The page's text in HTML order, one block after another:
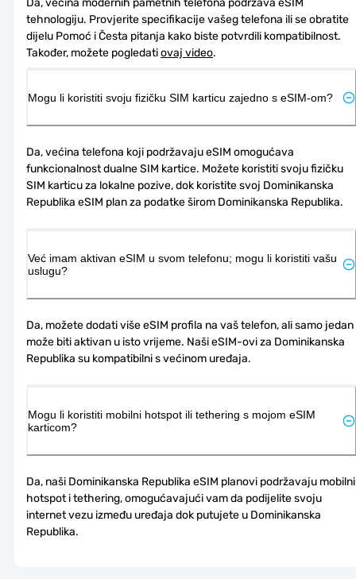
tehnologiju. Provjerite specifikacije vašeg telefona ili se obratite
dijelu Pomoć i Česta pitanja kako biste potvrdili kompatibilnost.
Također, možete pogledati ovaj video.
Mogu li koristiti svoju fizičku SIM karticu zajedno s eSIM-om?
Da, većina telefona koji podržavaju eSIM omogućava
funkcionalnost dualne SIM kartice. Možete koristiti svoju fizičku
SIM karticu za lokalne pozive, dok koristite svoj Dominikanska
Republika eSIM plan za podatke širom Dominikanska Republika.
Već imam aktivan eSIM u svom telefonu; mogu li koristiti vašu
uslugu?
Da, možete dodati više eSIM profila na vaš telefon, ali samo jedan
može biti aktivan u isto vrijeme. Naši eSIM-ovi za Dominikanska
Republika su kompatibilni s većinom uređaja.
Mogu li koristiti mobilni hotspot ili tethering s mojom eSIM
karticom?
Da, naši Dominikanska Republika eSIM planovi podržavaju mobilni
hotspot i tethering, omogućavajući vam da podijelite svoju
internet vezu između uređaja dok putujete u Dominikanska
Republika.